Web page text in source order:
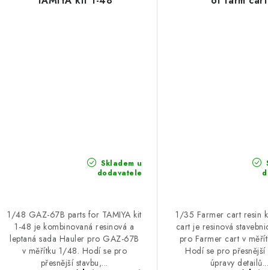
Skladem u
dodavatele
1/48 GAZ-67B parts for TAMIYA kit
1-48 je kombinovaná resinová a
leptaná sada Hauler pro GAZ-67B
v měřítku 1/48. Hodí se pro
přesnější stavbu,...
1/35 Farmer cart resin
cart je resinová
pro Farmer cart v
Hodí se pro přesnější
úpravy